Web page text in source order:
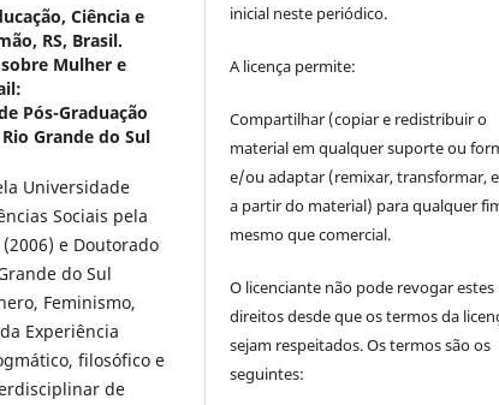
Ciência e
RS, Brasil.
Mulher e
Pós-Graduação
Grande do Sul
Universidade
Sociais pela
e Doutorado
do Sul
Feminismo,
Experiência
filosófico e
de
inicial neste periódico.
A licença permite:
Compartilhar (copiar e redistribuir o
material em qualquer suporte ou
e/ou adaptar (remixar, transformar,
a partir do material) para qualquer
mesmo que comercial.
O licenciante não pode revogar estes
direitos desde que os termos da
sejam respeitados. Os termos são os
seguintes: